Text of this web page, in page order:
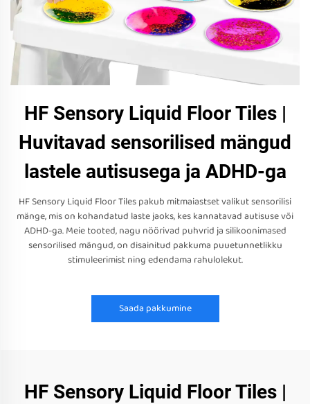
HF Sensory Liquid Floor Tiles |
Huvitavad sensorilised mängud
lastele autisusega ja ADHD-ga
HF Sensory Liquid Floor Tiles pakub mitmaiastset valikut sensorilisi
mänge, mis on kohandatud laste jaoks, kes kannatavad autisuse või
ADHD-ga. Meie tooted, nagu nöörivad puhvrid ja silikoonimased
sensorilised mängud, on disainitud pakkuma puuetunnetlikku
stimuleerimist ning edendama rahulolekut.
Saada pakkumine
HF Sensory Liquid Floor Tiles |